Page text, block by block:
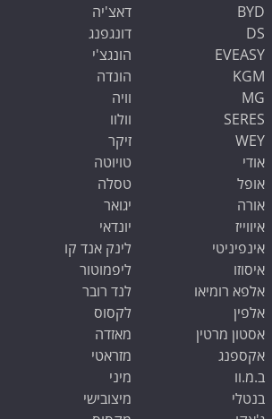
BYD
DS
EVEASY
KGM
MG
SERES
WEY
אודי
אופל
אורה
איווייז
אינפיניטי
איסוזו
אלפא רומיאו
אלפין
אסטון מרטין
אקספנג
ב.מ.וו
בנטלי
דאצ'יה
דונגפנג
הונגצ'י
הונדה
וויה
וולוו
זיקר
טויוטה
טסלה
יגואר
יונדאי
לינק אנד קו
ליפמוטור
לנד רובר
לקסוס
מאזדה
מזראטי
מיני
מיצובישי